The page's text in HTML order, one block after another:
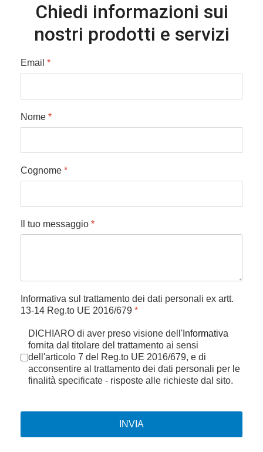
Chiedi informazioni sui
nostri prodotti e servizi
Email *
Nome *
Cognome *
Il tuo messaggio *
Informativa sul trattamento dei dati personali ex artt.
13-14 Reg.to UE 2016/679 *
DICHIARO di aver preso visione dell' Informativa
fornita dal titolare del trattamento ai sensi
dell'articolo 7 del Reg.to UE 2016/679, e di
acconsentire al trattamento dei dati personali per le
finalità specificate - risposte alle richieste dal sito.
INVIA